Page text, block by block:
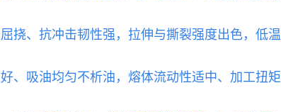
挠、抗冲击韧性强，拉伸与撕裂强度出色，低
、吸油均匀不析油，熔体流动性适中、加工扭